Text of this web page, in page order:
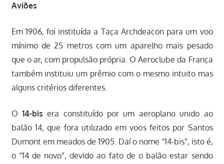
Aviões
Em 1906, foi instituída a Taça Archdeacon para um voo
mínimo de 25 metros com um aparelho mais pesado
que o ar, com propulsão própria. O Aeroclube da França
também instituiu um prêmio com o mesmo intuito mas
alguns critérios diferentes.
O 14-bis era constituído por um aeroplano unido ao
balão 14, que fora utilizado em voos feitos por Santos
Dumont em meados de 1905. Daí o nome “14-bis”, isto é,
o “14 de novo”, devido ao fato de o balão estar sendo